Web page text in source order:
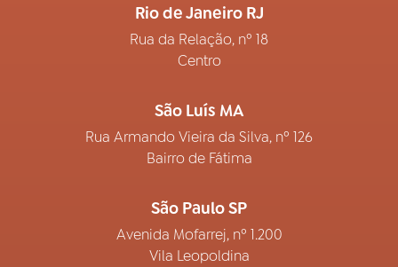
Rio de Janeiro RJ
Rua da Relação, nº 18
Centro
São Luís MA
Rua Armando Vieira da Silva, nº 126
Bairro de Fátima
São Paulo SP
Avenida Mofarrej, nº 1.200
Vila Leopoldina